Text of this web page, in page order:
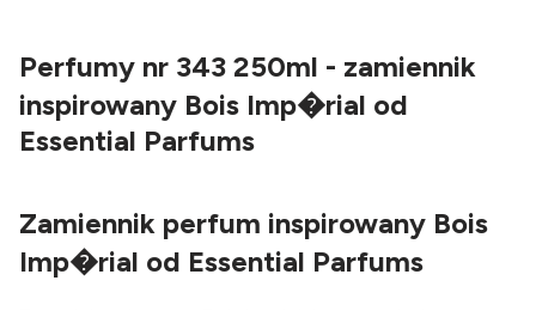
Perfumy nr 343 250ml - zamiennik
inspirowany Bois Imp�rial od
Essential Parfums
Zamiennik perfum inspirowany Bois
Imp�rial od Essential Parfums